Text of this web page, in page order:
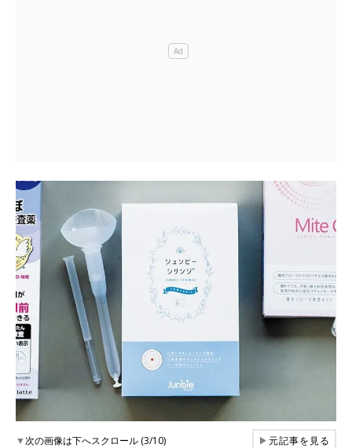
▼次の画像は下へスクロール (3/10) ▶元記事を見る